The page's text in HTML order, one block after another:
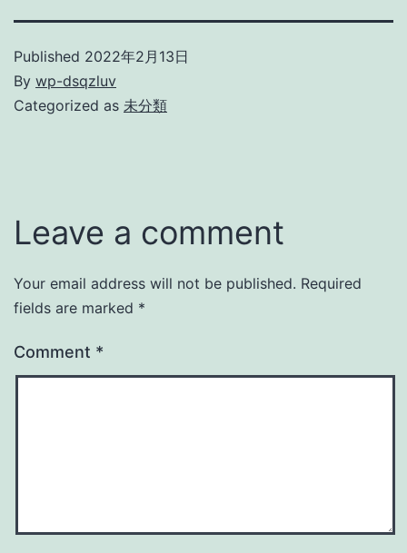
Published 2022年2月13日
By wp-dsqzluv
Categorized as 未分類
Leave a comment
Your email address will not be published. Required
fields are marked *
Comment *